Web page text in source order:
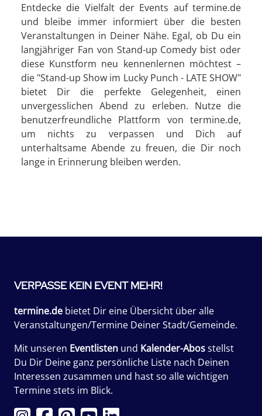
Entdecke die Vielfalt der Events auf termine.de
und bleibe immer informiert über die besten
Veranstaltungen in Deiner Nähe. Egal, ob Du ein
langjähriger Fan von Stand-up Comedy bist oder
diese Kunstform neu kennenlernen möchtest –
die "Stand-up Show im Lucky Punch - LATE SHOW"
bietet Dir die perfekte Gelegenheit, einen
unvergesslichen Abend zu erleben. Nutze die
benutzerfreundliche Plattform von termine.de,
um nichts zu verpassen und Dich auf
unterhaltsame Abende zu freuen, die Dir noch
lange in Erinnerung bleiben werden.
VERPASSE KEIN EVENT MEHR!
termine.de bietet Dir eine Übersicht über alle
Veranstaltungen/Termine Deiner Stadt/Gemeinde.
Mit unseren Eventlisten und Kalender-Abosstellst
Du Dir Deine ganz persönliche Liste nach Deinen
Interessen zusammen und hast so alle wichtigen
Termine stets im Blick.